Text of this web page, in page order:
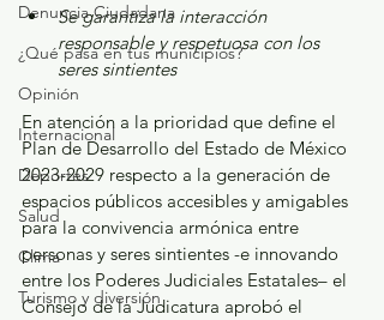
Denuncia Ciudadana
¿Qué pasa en tus municipios?
Opinión
Internacional
Deportes
Salud
Clima
Turismo y diversión
Se garantiza la interacción
responsable y respetuosa con los
seres sintientes
En atención a la prioridad que define el
Plan de Desarrollo del Estado de México
2023-2029 respecto a la generación de
espacios públicos accesibles y amigables
para la convivencia armónica entre
personas y seres sintientes -e innovando
entre los Poderes Judiciales Estatales– el
Consejo de la Judicatura aprobó el